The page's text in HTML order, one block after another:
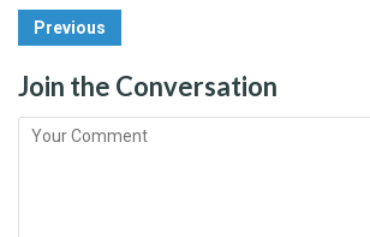
Post
Navigation
Previous
Join the Conversation